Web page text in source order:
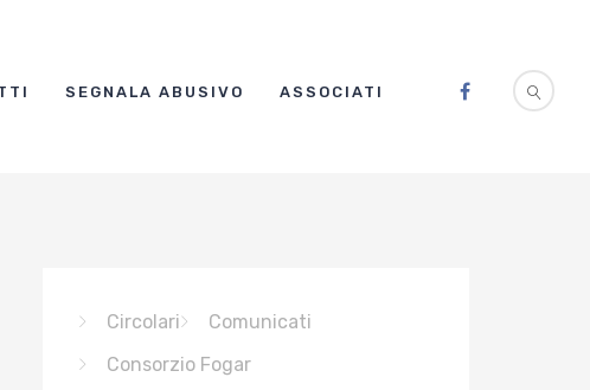
SEGNALA ABUSIVO ASSOCIATI
Circolari
Comunicati
Consorzio Fogar